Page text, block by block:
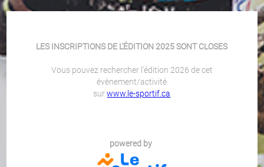
LES INSCRIPTIONS DE L'ÉDITION 2025 SONT CLOSES
Vous pouvez rechercher l'édition 2026 de cet
évènement/activité
surwww.le-sportif.ca
powered by